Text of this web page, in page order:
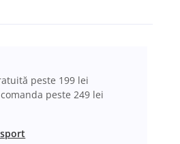
peste 199 lei
peste 249 lei